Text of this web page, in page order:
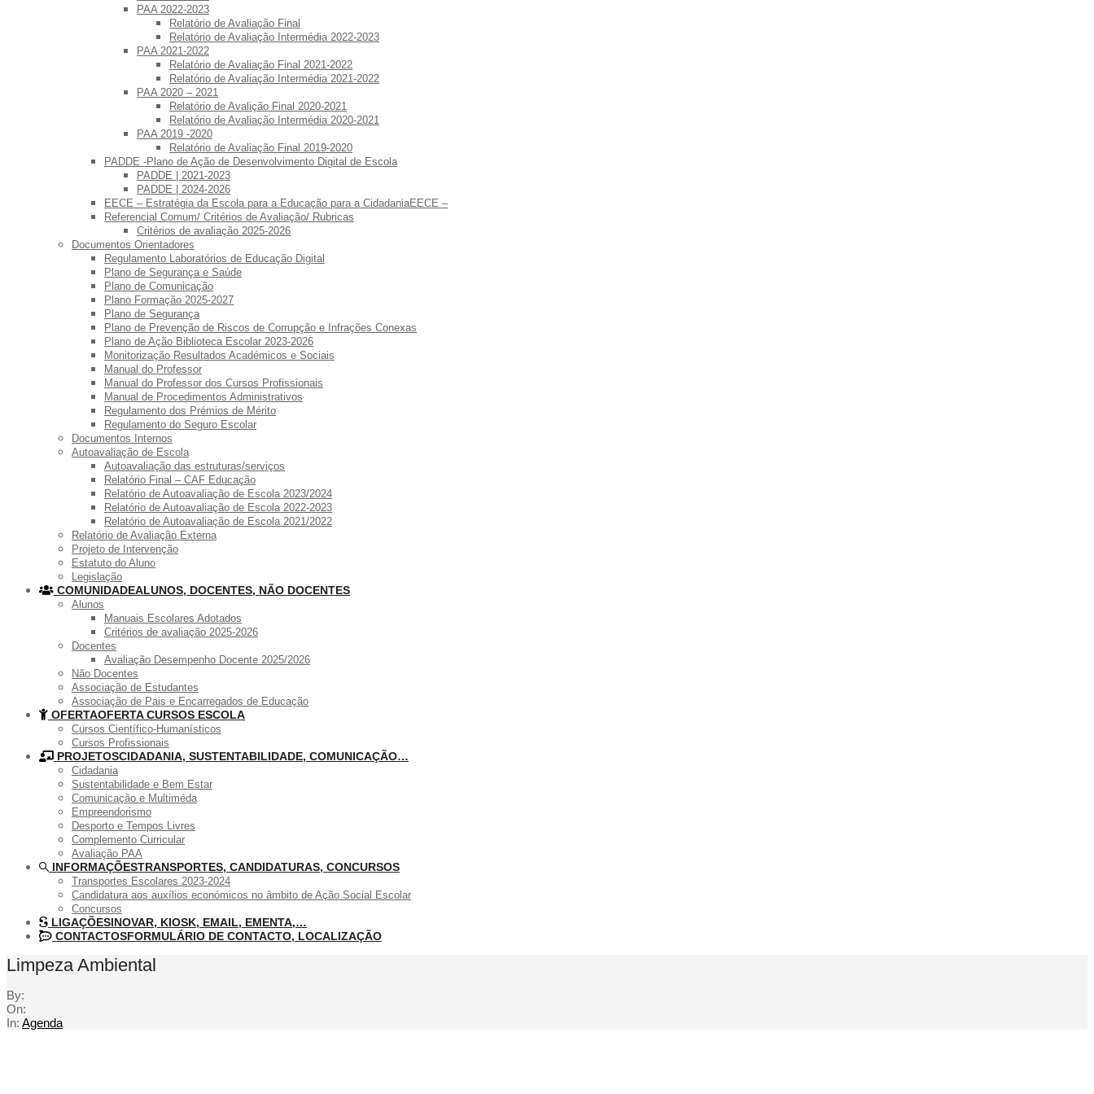
PAA 2022-2023
Relatório de Avaliação Final
Relatório de Avaliação Intermédia 2022-2023
PAA 2021-2022
Relatório de Avaliação Final 2021-2022
Relatório de Avaliação Intermédia 2021-2022
PAA 2020 – 2021
Relatório de Avalição Final 2020-2021
Relatório de Avaliação Intermédia 2020-2021
PAA 2019 -2020
Relatório de Avaliação Final 2019-2020
PADDE -Plano de Ação de Desenvolvimento Digital de Escola
PADDE | 2021-2023
PADDE | 2024-2026
EECE – Estratégia da Escola para a Educação para a CidadaniaEECE –
Referencial Comum/ Critérios de Avaliação/ Rubricas
Critérios de avaliação 2025-2026
Documentos Orientadores
Regulamento Laboratórios de Educação Digital
Plano de Segurança e Saúde
Plano de Comunicação
Plano Formação 2025-2027
Plano de Segurança
Plano de Prevenção de Riscos de Corrupção e Infrações Conexas
Plano de Ação Biblioteca Escolar 2023-2026
Monitorização Resultados Académicos e Sociais
Manual do Professor
Manual do Professor dos Cursos Profissionais
Manual de Procedimentos Administrativos
Regulamento dos Prémios de Mérito
Regulamento do Seguro Escolar
Documentos Internos
Autoavaliação de Escola
Autoavaliação das estruturas/serviços
Relatório Final – CAF Educação
Relatório de Autoavaliação de Escola 2023/2024
Relatório de Autoavaliação de Escola 2022-2023
Relatório de Autoavaliação de Escola 2021/2022
Relatório de Avaliação Externa
Projeto de Intervenção
Estatuto do Aluno
Legislação
COMUNIDADEALUNOS, DOCENTES, NÃO DOCENTES
Alunos
Manuais Escolares Adotados
Critérios de avaliação 2025-2026
Docentes
Avaliação Desempenho Docente 2025/2026
Não Docentes
Associação de Estudantes
Associação de Pais e Encarregados de Educação
OFERTAOFERTA CURSOS ESCOLA
Cursos Científico-Humanísticos
Cursos Profissionais
PROJETOSCIDADANIA, SUSTENTABILIDADE, COMUNICAÇÃO…
Cidadania
Sustentabilidade e Bem Estar
Comunicação e Multiméda
Empreendorismo
Desporto e Tempos Livres
Complemento Curricular
Avaliação PAA
INFORMAÇÕESTRANSPORTES, CANDIDATURAS, CONCURSOS
Transportes Escolares 2023-2024
Candidatura aos auxílios económicos no âmbito de Ação Social Escolar
Concursos
LIGAÇÕESINOVAR, KIOSK, EMAIL, EMENTA,…
CONTACTOSFORMULÁRIO DE CONTACTO, LOCALIZAÇÃO
Limpeza Ambiental
By:
On:
In: Agenda